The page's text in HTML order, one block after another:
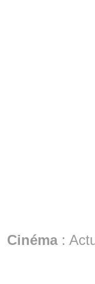
Cinéma: